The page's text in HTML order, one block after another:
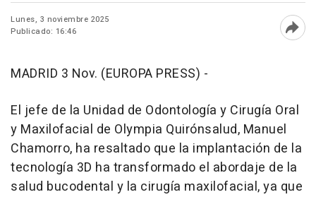
Lunes, 3 noviembre 2025
Publicado: 16:46
MADRID 3 Nov. (EUROPA PRESS) -
El jefe de la Unidad de Odontología y Cirugía Oral
y Maxilofacial de Olympia Quirónsalud, Manuel
Chamorro, ha resaltado que la implantación de la
tecnología 3D ha transformado el abordaje de la
salud bucodental y la cirugía maxilofacial, ya que